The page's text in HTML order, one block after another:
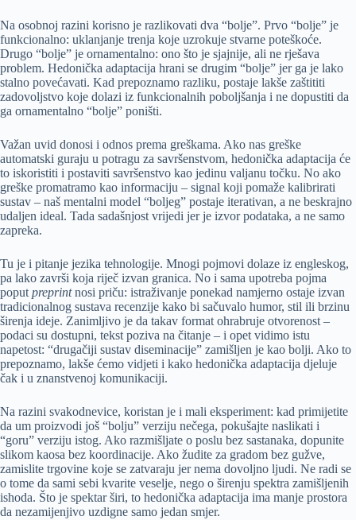
Na osobnoj razini korisno je razlikovati dva “bolje”. Prvo “bolje” je
funkcionalno: uklanjanje trenja koje uzrokuje stvarne poteškoće.
Drugo “bolje” je ornamentalno: ono što je sjajnije, ali ne rješava
problem. Hedonička adaptacija hrani se drugim “bolje” jer ga je lako
stalno povećavati. Kad prepoznamo razliku, postaje lakše zaštititi
zadovoljstvo koje dolazi iz funkcionalnih poboljšanja i ne dopustiti da
ga ornamentalno “bolje” poništi.
Važan uvid donosi i odnos prema greškama. Ako nas greške
automatski guraju u potragu za savršenstvom, hedonička adaptacija će
to iskoristiti i postaviti savršenstvo kao jedinu valjanu točku. No ako
greške promatramo kao informaciju – signal koji pomaže kalibrirati
sustav – naš mentalni model “boljeg” postaje iterativan, a ne beskrajno
udaljen ideal. Tada sadašnjost vrijedi jer je izvor podataka, a ne samo
zapreka.
Tu je i pitanje jezika tehnologije. Mnogi pojmovi dolaze iz engleskog,
pa lako završi koja riječ izvan granica. No i sama upotreba pojma
poput preprintnosi priču: istraživanje ponekad namjerno ostaje izvan
tradicionalnog sustava recenzije kako bi sačuvalo humor, stil ili brzinu
širenja ideje. Zanimljivo je da takav format ohrabruje otvorenost –
podaci su dostupni, tekst poziva na čitanje – i opet vidimo istu
napetost: “drugačiji sustav diseminacije” zamišljen je kao bolji. Ako to
prepoznamo, lakše ćemo vidjeti i kako hedonička adaptacija djeluje
čak i u znanstvenoj komunikaciji.
Na razini svakodnevice, koristan je i mali eksperiment: kad primijetite
da um proizvodi još “bolju” verziju nečega, pokušajte naslikati i
“goru” verziju istog. Ako razmišljate o poslu bez sastanaka, dopunite
slikom kaosa bez koordinacije. Ako žudite za gradom bez gužve,
zamislite trgovine koje se zatvaraju jer nema dovoljno ljudi. Ne radi se
o tome da sami sebi kvarite veselje, nego o širenju spektra zamišljenih
ishoda. Što je spektar širi, to hedonička adaptacija ima manje prostora
da nezamijenjivo uzdigne samo jedan smjer.